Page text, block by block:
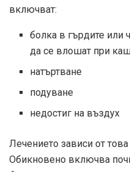
включват:
болка в гърдите или
да се влошат при
натъртване
подуване
недостиг на въздух
Лечението зависи от
Обикновено включва